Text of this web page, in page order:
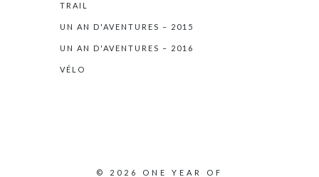
TRAIL
UN AN D'AVENTURES – 2015
UN AN D'AVENTURES – 2016
VÉLO
© 2026 ONE YEAR OF